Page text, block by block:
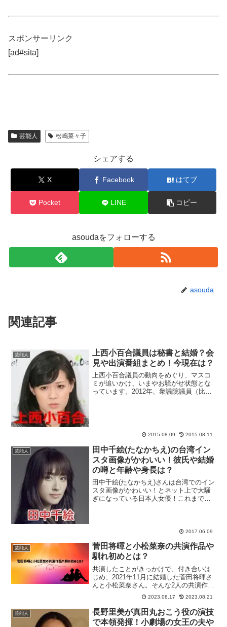
スポンサーリンク
[ad#sita]
芸能人 松嶋菜々子
シェアする
X Facebook はてブ
Pocket LINE コピー
asoudaをフォローする
asouda
関連記事
芸能人
上西小百合議員は秘書と結婚？会
見や出演番組まとめ！今現在は？
上西小百合議員の動向をめぐり、マスコ
ミが追いかけ、いまやお騒がせ状態とな
っています。2012年、衆議院議員（比例
2015.08.09 2015.08.11
芸能人
田中千絵(たなかちえ)の台湾イン
スタ画像がかわいい！彼氏や結婚
の噂と年齢や身長は？
田中千絵(たなかちえ)さんは台湾でのイン
スタ画像がかわいい！とネット上で大騒
ぎになっている日本人女優！これまでは
2017.06.09
芸能人
菅田将暉と小松菜奈の共演作品や
馴れ初めとは？
共演したことがきっかけで、付き合いは
じめ、2021年11月に結婚した菅田将暉さ
んと小松菜奈さん。そんな2人の共演作品
や馴れ初めを紹介します。菅田将暉さん
と小松菜奈さんのプロフィール この投稿
をInstagramで見る koni🌛(@namy...
2023.08.17 2023.08.21
芸能人
長野里美が真田丸おこう役の演技
で本領発揮！小劇場の女王の夫や